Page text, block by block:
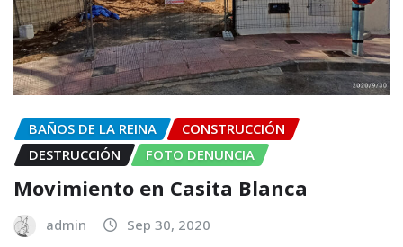
BAÑOS DE LA REINA
CONSTRUCCIÓN
DESTRUCCIÓN
FOTO DENUNCIA
Movimiento en Casita Blanca
admin Sep 30, 2020